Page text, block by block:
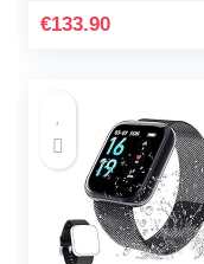
dagen en dagelijkse…
€133.90